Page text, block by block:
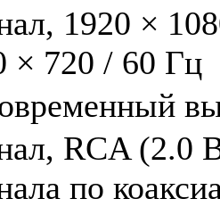
1920 ×
× 720 / 60 Гц
RCA (2.0
по